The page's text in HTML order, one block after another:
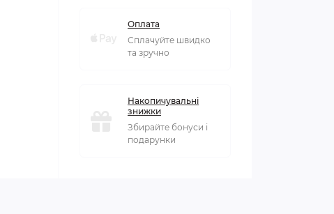
Оплата
Сплачуйте швидко
та зручно
Накопичувальні
знижки
Збирайте бонуси і
подарунки